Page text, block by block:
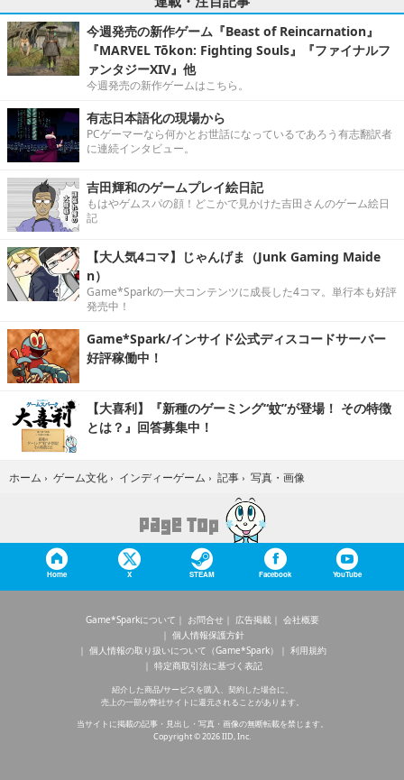
今週発売の新作ゲーム『Beast of Reincarnation』
『MARVEL Tōkon: Fighting Souls』『ファイナルフ
ァンタジーXIV』他
今週発売の新作ゲームはこちら。
有志日本語化の現場から
PCゲーマーなら何かとお世話になっているであろう有志翻訳者
に連続インタビュー。
吉田輝和のゲームプレイ絵日記
もはやゲムスパの顔！どこかで見かけた吉田さんのゲーム絵日
記
【大人気4コマ】じゃんげま（Junk Gaming Maide
n）
Game*Sparkの一大コンテンツに成長した4コマ。単行本も好評
発売中！
Game*Spark/インサイド公式ディスコードサーバー
好評稼働中！
【大喜利】『新種のゲーミング“蚊”が登場！ その特徴
とは？』回答募集中！
ホーム › ゲーム文化 › インディーゲーム › 記事 › 写真・画像
Home X STEAM Facebook YouTube
Game*Sparkについて お問合せ 広告掲載
会社概要
個人情報保護方針
個人情報の取り扱いについて（Game*Spark）
利用規約
特定商取引法に基づく表記
紹介した商品/サービスを購入、契約した場合に、
売上の一部が弊社サイトに還元されることがあります。
当サイトに掲載の記事・見出し・写真・画像の無断転載を禁じます。
Copyright © 2026 IID, Inc.